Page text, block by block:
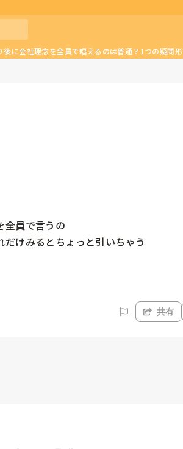
後に会社理念を全員で唱えるのは普通？1つの疑問形
全員で言うの
けみるとちょっと引いちゃう
共有